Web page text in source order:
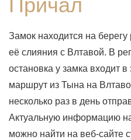
Замок находится на
её слияния с Влтавой. В
остановка у замка входит
маршрут из Тына на
несколько раз в день
Актуальную информацию на
можно найти на веб-сайте